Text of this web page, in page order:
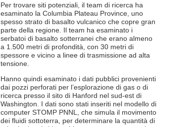
Per trovare siti potenziali, il team di ricerca ha
esaminato la Columbia Plateau Province, uno
spesso strato di basalto vulcanico che copre gran
parte della regione. Il team ha esaminato i
serbatoi di basalto sotterranei che erano almeno
a 1.500 metri di profondità, con 30 metri di
spessore e vicino a linee di trasmissione ad alta
tensione.
Hanno quindi esaminato i dati pubblici provenienti
dai pozzi perforati per l’esplorazione di gas o di
ricerca presso il sito di Hanford nel sud-est di
Washington. I dati sono stati inseriti nel modello di
computer STOMP PNNL, che simula il movimento
dei fluidi sottoterra, per determinare la quantità di